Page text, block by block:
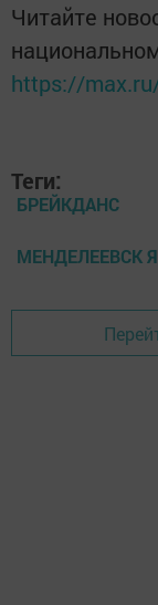
Читайте
https://
Теги:
БРЕЙКДАНС
МЕНДЕЛЕЕВСК